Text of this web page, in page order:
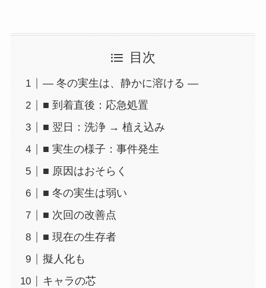
目次
― 冬の実生は、静かに溶ける ―
■ 到着直後：応急処置
■ 翌日：洗浄 → 植え込み
■ 実生の様子：事件発生
■ 原因はおそらく
■ 冬の実生は弱い
■ 次回の改善点
■ 現在の生存者
擬人化も
キャラの芯